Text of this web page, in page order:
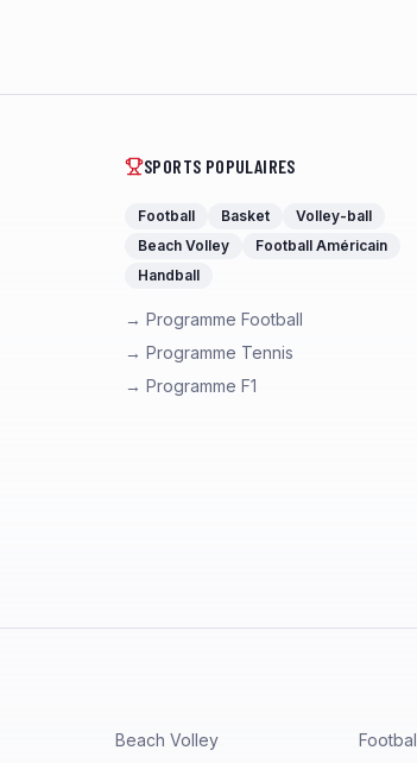
SPORTS POPULAIRES
Football Basket
Volley-ball
Beach Volley
Football Américain
Handball
→ Programme Football
→ Programme Tennis
→ Programme F1
Beach Volley